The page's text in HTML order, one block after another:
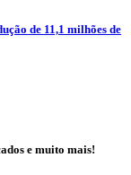
de 11,1 milhões de
e muito mais!